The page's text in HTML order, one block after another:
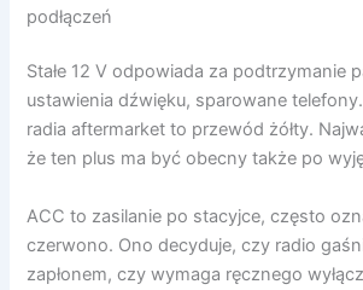
podłączeń
Stałe 12 V odpowiada za podtrzymanie
ustawienia dźwięku, sparowane
radia aftermarket to przewód żółty.
że ten plus ma być obecny także po
ACC to zasilanie po stacyjce, często
czerwono. Ono decyduje, czy radio
zapłonem, czy wymaga ręcznego